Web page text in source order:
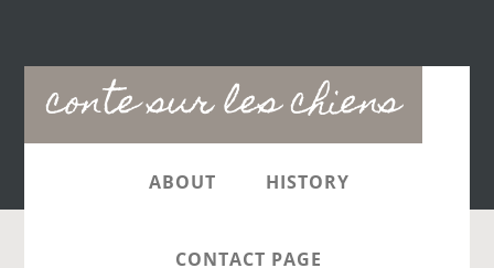
conte sur les chiens
Main
navigation
ABOUT HISTORY
CONTACT PAGE